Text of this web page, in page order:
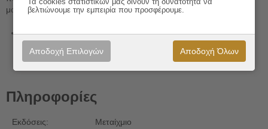
μαγευτικές εικόνες που μόνο εκείνη ξέρει να δημιουργεί.
Συγγραφέας, Εικονογράφηση: Rébecca Dautremer
Πληροφορίες
Εκδόσεις: Μεταίχμιο
βελτιώνουμε την εμπειρία που προσφέρουμε.
Αποδοχή Επιλογών Αποδοχή Όλων